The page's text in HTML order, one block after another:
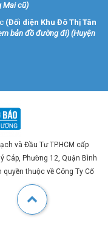
Mai cũ)
(Đối diện Khu Đô Thị Tân
bản đồ đường đi) (Huyện
và Đầu Tư TP.HCM cấp
Cáp, Phường 12, Quận Bình
quyền thuộc về Công Ty Cổ